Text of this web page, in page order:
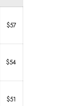
$57
$54
$51